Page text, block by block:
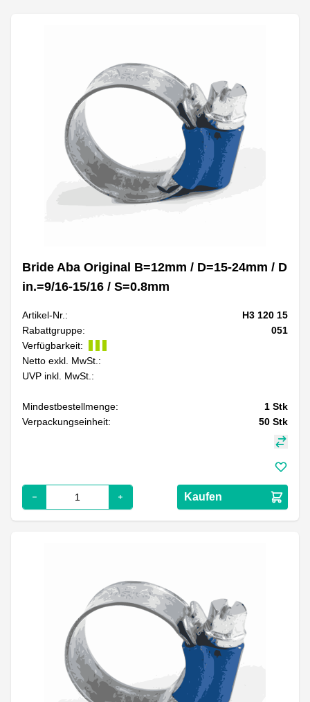
Bride Aba Original B=12mm / D=15-24mm / D
in.=9/16-15/16 / S=0.8mm
Artikel-Nr.:
H3 120 15
Rabattgruppe:
051
Verfügbarkeit:
Netto exkl. MwSt.:
UVP inkl. MwSt.:
Mindestbestellmenge: 1 Stk
Verpackungseinheit:
50 Stk
Kaufen